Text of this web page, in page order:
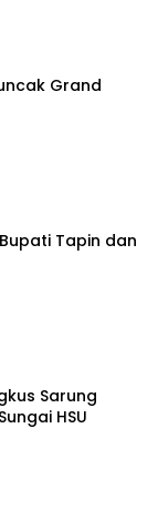
Grand
Tapin dan
Sarung
HSU